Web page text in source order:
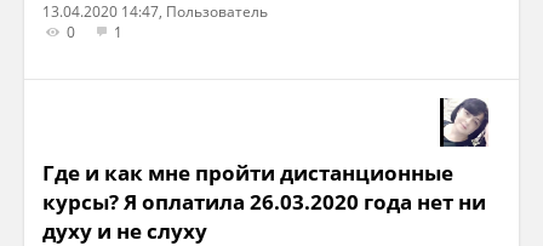
13.04.2020 14:47, Пользователь
0
1
Где и как мне пройти дистанционные
курсы? Я оплатила 26.03.2020 года нет ни
духу и не слуху